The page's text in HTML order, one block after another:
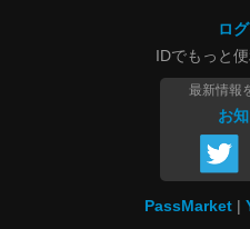
ロ
IDでもっと
最新情報
お
PassMarket